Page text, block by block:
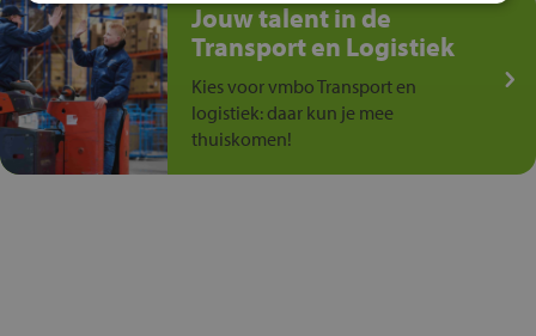
Jouw talent in de
Transport en Logistiek
Kies voor vmbo Transport en
logistiek: daar kun je mee
thuiskomen!